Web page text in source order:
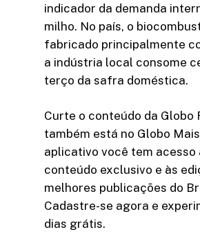
indicador da demanda
milho. No país, o
fabricado principalmente
a indústria local consome
terço da safra doméstica.
Curte o conteúdo da Globo
também está no Globo
aplicativo você tem acesso
conteúdo exclusivo e às
melhores publicações do
Cadastre-se agora e
dias grátis.